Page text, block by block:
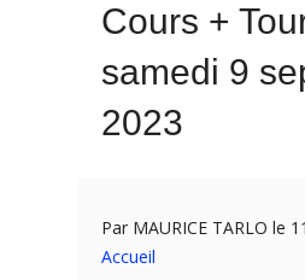
Cours +
samedi 9
2023
Par MAURICE TARLO le
Accueil